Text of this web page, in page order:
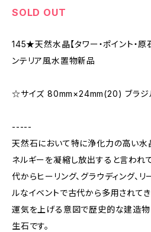
SOLD OUT
145★天然水晶【タワー・ポイント・原
ンテリア風水置物新品
☆サイズ 80mm×24mm(20) ブラジ
-----
天然石において特に浄化力の高い水
ネルギーを凝縮し放出すると言われ
代からヒーリング、グラウディング、
ルなイベントで古代から多用されて
運気を上げる意図で歴史的な建造物
生石です。